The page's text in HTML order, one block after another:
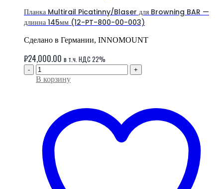
Планка Multirail Picatinny/Blaser для Browning BAR —
длинна 145мм (12-PT-800-00-003)
Сделано в Германии, INNOMOUNT
₽24,000.00 в т.ч. НДС 22%
- +
В корзину